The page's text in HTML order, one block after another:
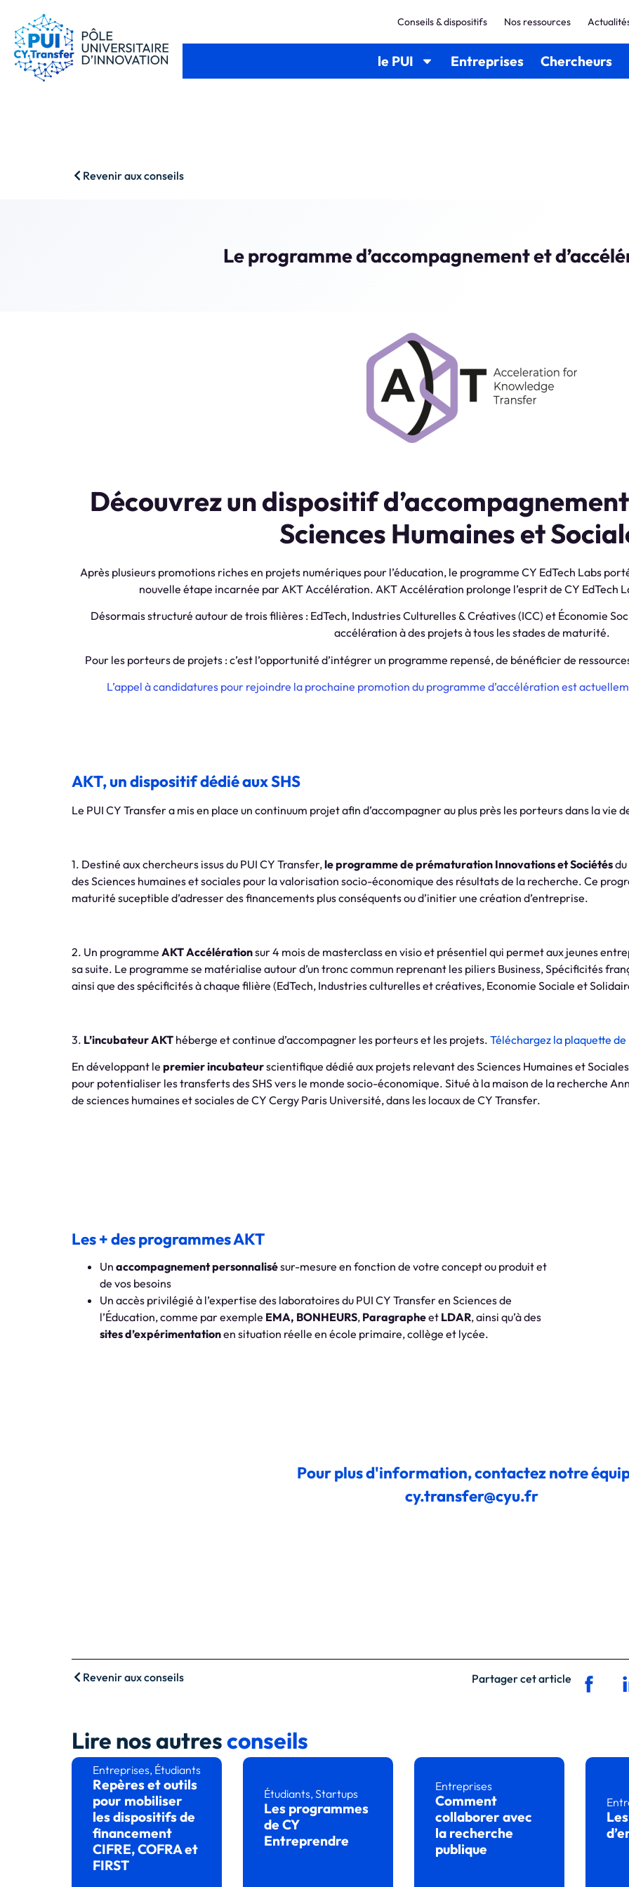
le PUI Entreprises Chercheurs
Conseils & dispositifs Nos ressources
Revenir aux conseils
Le programme d’accompagnement et
Découvrez un dispositif
Sciences Humaines et
Après plusieurs promotions riches en projets numériques pour l’éducation, le programme CY EdTech Labs
nouvelle étape incarnée par AKT Accélération. AKT Accélération prolonge l’esprit de CY EdTech
Désormais structuré autour de trois filières : EdTech, Industries Culturelles & Créatives (ICC) et Économie
accélération à des projets à tous les stades de maturité.
Pour les porteurs de projets : c’est l’opportunité d’intégrer un programme repensé, de bénéficier de
L’appel à candidatures pour rejoindre la prochaine promotion du programme d’accélération est
AKT, un dispositif dédié aux SHS
Le PUI CY Transfer a mis en place un continuum projet afin d’accompagner au plus près les porteurs dans la vie
1. Destiné aux chercheurs issus du PUI CY Transfer,le programme de prématuration Innovations et Sociétés
des Sciences humaines et sociales pour la valorisation socio-économique des résultats de la recherche. Ce
maturité suceptible d’adresser des financements plus conséquents ou d’initier une création d’entreprise.
2. Un programme AKT Accélérationsur 4 mois de masterclass en visio et présentiel qui permet aux jeunes
sa suite. Le programme se matérialise autour d’un tronc commun reprenant les piliers Business, Spécificités
ainsi que des spécificités à chaque filière (EdTech, Industries culturelles et créatives, Economie Sociale et
3. L’incubateur AKT héberge et continue d’accompagner les porteurs et les projets. Téléchargez la plaquette
En développant le premier incubateurscientifique dédié aux projets relevant des Sciences Humaines et
pour potentialiser les transferts des SHS vers le monde socio-économique. Situé à la maison de la recherche
de sciences humaines et sociales de CY Cergy Paris Université, dans les locaux de CY Transfer.
Les + des programmes AKT
Un accompagnement personnalisésur-mesure en fonction de votre concept ou produit et
de vos besoins
Un accès privilégié à l’expertise des laboratoires du PUI CY Transfer en Sciences de
l’Éducation, comme par exemple EMA, BONHEURS, Paragrapheet LDAR, ainsi qu’à des
sites d’expérimentationen situation réelle en école primaire, collège et lycée.
Pour plus d'information, contactez notre
cy.transfer@cyu.fr
Revenir aux conseils Partager cet article
Lire nos autresconseils
Entreprises, Étudiants
Repères et outils
pour mobiliser
les dispositifs de
financement
CIFRE, COFRA et
FIRST
Étudiants,Startups
Les programmes
de CY
Entreprendre
Entreprises
Comment
collaborer avec
la recherche
publique